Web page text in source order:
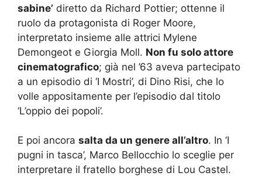
sabine’ diretto da Richard Pottier; ottenne il
ruolo da protagonista di Roger Moore,
interpretato insieme alle attrici Mylene
Demongeot e Giorgia Moll. Non fu solo attore
cinematografico; già nel ’63 aveva partecipato
a un episodio di ‘I Mostri’, di Dino Risi, che lo
volle appositamente per l’episodio dal titolo
‘L’oppio dei popoli’.
E poi ancora salta da un genere all’altro. In ‘I
pugni in tasca’, Marco Bellocchio lo sceglie per
interpretare il fratello borghese di Lou Castel.